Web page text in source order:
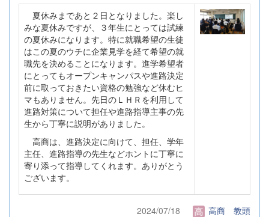
夏休みまであと２日となりました。楽し
みな夏休みですが、３年生にとっては試練
の夏休みになります。特に就職希望の生徒
はこの夏のウチに企業見学を経て希望の就
職先を決めることになります。進学希望者
にとってもオープンキャンパスや進路決定
前に取っておきたい資格の勉強など休むヒ
マもありません。先日のＬＨＲを利用して
進路対策について担任や進路指導主事の先
生から丁寧に説明がありました。
高商は、進路決定に向けて、担任、学年
主任、進路指導の先生などホントに丁寧に
寄り添って指導してくれます。ありがとう
ございます。
2024/07/18 高商 教頭